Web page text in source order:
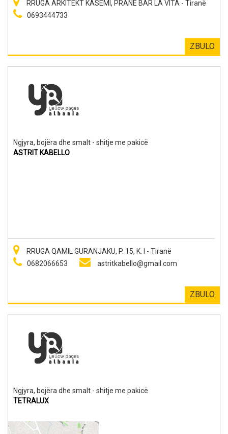
RRUGA ARKITEKT KASEMI, PRANE BAR LA VITA - Tiranë
0693444733
ZBULO
Ngjyra, bojëra dhe smalt - shitje me pakicë
ASTRIT KABELLO
RRUGA QAMIL GURANJAKU, P. 15, K. I - Tiranë
0682066653
astritkabello@gmail.com
ZBULO
Ngjyra, bojëra dhe smalt - shitje me pakicë
TETRALUX